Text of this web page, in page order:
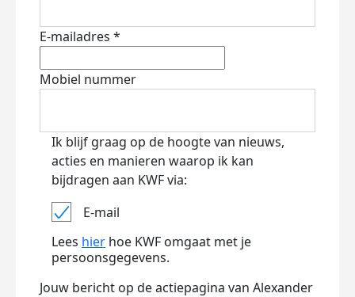
E-mailadres *
Mobiel nummer
Ik blijf graag op de hoogte van nieuws,
acties en manieren waarop ik kan
bijdragen aan KWF via:
E-mail
Lees hier hoe KWF omgaat met je
persoonsgegevens.
Jouw bericht op de actiepagina van Alexander